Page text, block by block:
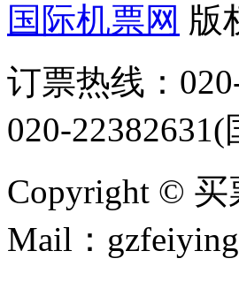
国际机票网 版
订票热线：
020-
Copyright © 买
Mail：